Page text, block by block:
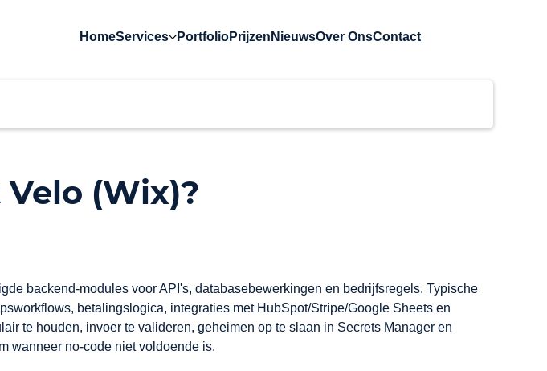
HomeServices PortfolioPrijzen NieuwsOver OnsContact
(Wix)?
backend-modules voor API's, databasebewerkingen en bedrijfsregels. Typische
betalingslogica, integraties met HubSpot/Stripe/Google Sheets en
te houden, invoer te valideren, geheimen op te slaan in Secrets Manager en
wanneer no-code niet voldoende is.